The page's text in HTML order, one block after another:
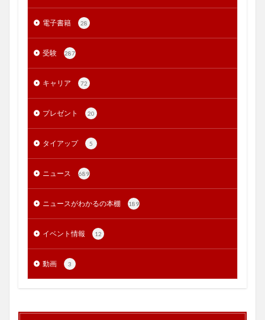
電子書籍 28
受験 287
キャリア 72
プレゼント 20
タイアップ 5
ニュース 689
ニュースがわかるの本棚 189
イベント情報 12
動画 3